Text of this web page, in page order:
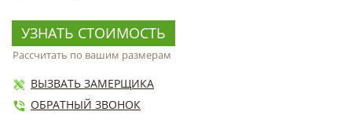
УЗНАТЬ СТОИМОСТЬ
Рассчитать по вашим размерам
ВЫЗВАТЬ ЗАМЕРЩИКА
ОБРАТНЫЙ ЗВОНОК